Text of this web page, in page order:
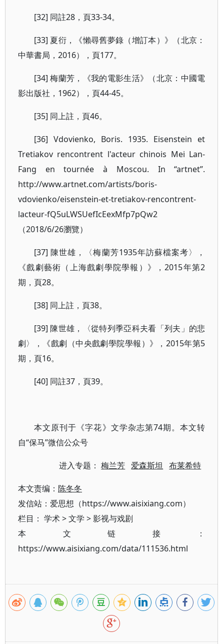
[32] 同註28，頁33-34。
[33] 夏衍，《懶尋舊夢錄（增訂本）》（北京：
中華書局，2016），頁177。
[34] 梅蘭芳，《我的電影生活》（北京：中國電
影出版社，1962），頁44-45。
[35] 同上註，頁46。
[36] Vdovienko, Boris. 1935. Eisenstein et
Tretiakov rencontrent l'acteur chinois Mei Lan-
Fang en tournée à Moscou. In “artnet”.
http://www.artnet.com/artists/boris-
vdovienko/eisenstein-et-tretiakov-rencontrent-
lacteur-fQ5uLWSUefIcEexMfp7pQw2
（2018/6/26瀏覽）
[37] 陳世雄，〈梅蘭芳1935年訪蘇檔案考〉，
《戲劇藝術（上海戲劇學院學報）》，2015年第2
期，頁28。
[38] 同上註，頁38。
[39] 陳世雄，〈從特列季亞科夫看「列夫」的悲
劇〉，《戲劇（中央戲劇學院學報）》，2015年第5
期，頁16。
[40] 同註37，頁39。
本文原刊于《字花》文学杂志第74期。本文转
自“保马”微信公众号
进入专题：梅兰芳 爱森斯坦 布莱希特
本文责编： 陈冬冬
发信站：爱思想（https://www.aisixiang.com）
栏目： 学术>文学 >影视与戏剧
本文链接：
https://www.aisixiang.com/data/111536.html